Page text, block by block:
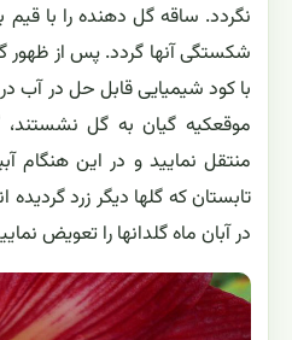
نگردد. ساقه گل دهنده را با
شکستگی آنها گردد. پس از ظهور
با کود شیمیایی قابل حل در آب
موقعکیه گیان به گل نشستند،
منتقل نمایید و در این هنگام
تابستان که گلها دیگر زرد گردیده
در آبان ماه گلدانها را تعویض